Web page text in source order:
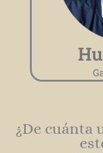
¿De cuánta